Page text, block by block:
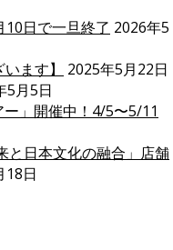
10日で一旦終了 2026年5
ます】
2025年5月22日
5月5日
」開催中！4/5〜5/11
と日本文化の融合」店舗
18日